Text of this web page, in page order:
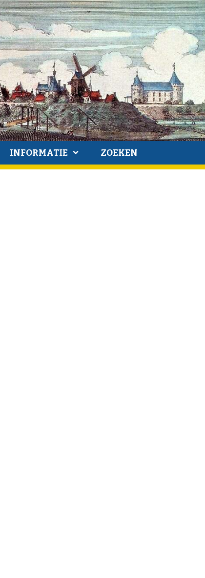
INFORMATIE ZOEKEN